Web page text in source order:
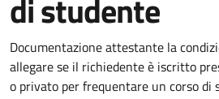
di studente
Documentazione attestante la
allegare se il richiedente è iscritto
o privato per frequentare un corso di